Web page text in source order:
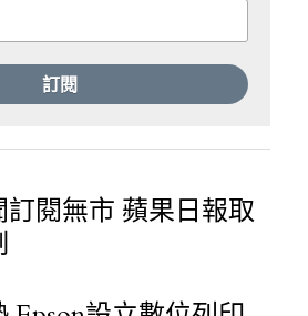
訂閱
閱無市 蘋果日報取